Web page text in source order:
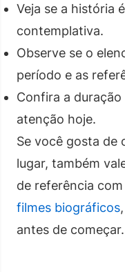
Veja se a história
contemplativa.
Observe se o
período e as
Confira a
atenção hoje.
Se você gosta de
lugar, também
de referência
filmes biográficos
antes de começar.